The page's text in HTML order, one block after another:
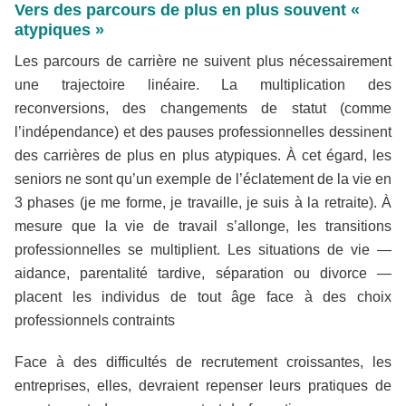
Vers des parcours de plus en plus souvent «
atypiques »
Les parcours de carrière ne suivent plus nécessairement
une trajectoire linéaire. La multiplication des
reconversions, des changements de statut (comme
l’indépendance) et des pauses professionnelles dessinent
des carrières de plus en plus atypiques. À cet égard, les
seniors ne sont qu’un exemple de l’éclatement de la vie en
3 phases (je me forme, je travaille, je suis à la retraite). À
mesure que la vie de travail s’allonge, les transitions
professionnelles se multiplient. Les situations de vie —
aidance, parentalité tardive, séparation ou divorce —
placent les individus de tout âge face à des choix
professionnels contraints
Face à des difficultés de recrutement croissantes, les
entreprises, elles, devraient repenser leurs pratiques de